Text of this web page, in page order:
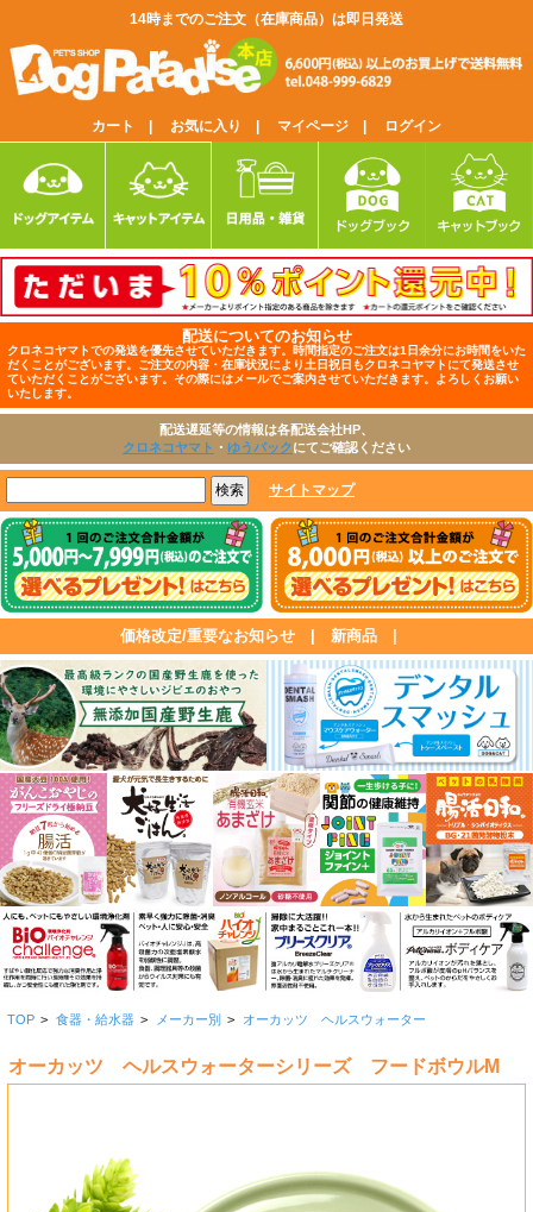
14時までのご注文（在庫商品）は即日発送
カート | お気に入り | マイページ | ログイン
配送についてのお知らせ
クロネコヤマトでの発送を優先させていただきます。時間指定のご注文は1日余分にお時間をいた
だくことがございます。ご注文の内容・在庫状況により土日祝日もクロネコヤマトにて発送させ
ていただくことがございます。その際にはメールでご案内させていただきます。よろしくお願い
いたします。
配送遅延等の情報は各配送会社HP、
クロネコヤマト ・ ゆうパックにてご確認ください
サイトマップ
価格改定/重要なお知らせ 新商品
TOP > 食器・給水器 > メーカー別 > オーカッツ ヘルスウォーター
オーカッツ ヘルスウォーターシリーズ フードボウルM